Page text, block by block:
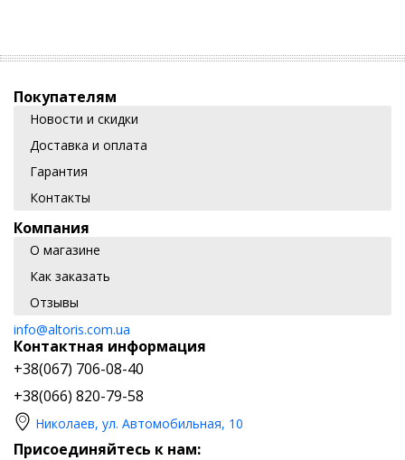
Покупателям
Новости и скидки
Доставка и оплата
Гарантия
Контакты
Компания
О магазине
Как заказать
Отзывы
info@altoris.com.ua
Контактная информация
+38(067) 706-08-40
+38(066) 820-79-58
Николаев, ул. Автомобильная, 10
Присоединяйтесь к нам: